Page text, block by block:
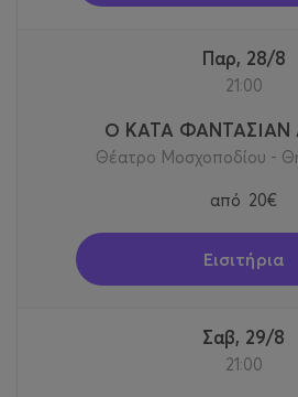
Παρ, 28/8
21:00
Ο ΚΑΤΑ ΦΑΝΤΑΣΙΑΝ
Θέατρο Μοσχοποδίου -
από 20€
Εισιτήρια
Σαβ, 29/8
21:00